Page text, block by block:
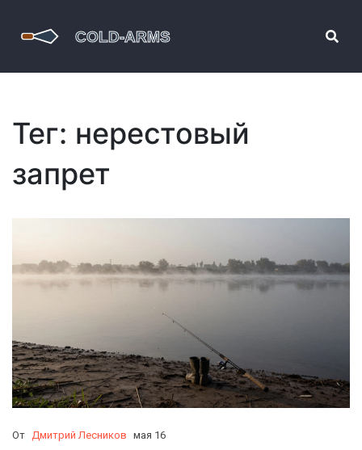
Тег: нерестовый
запрет
От Дмитрий Лесников мая 16